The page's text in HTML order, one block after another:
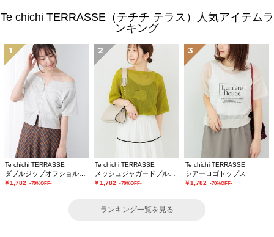
Te chichi TERRASSE（テチチ テラス）人気アイテムラ
ンキング
1
Te chichi TERRASSE
￥1,782 -70%OFF-
2
Te chichi TERRASSE
￥1,782 -70%OFF-
3
Te chichi TERRASSE
シアーロゴトップス
￥1,782 -70%OFF-
ランキング一覧を見る